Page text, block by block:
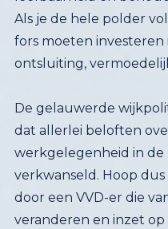
ontsluiting,
De gelauwerde
dat allerlei beloften
werkgelegenheid in de
verkwanseld. Hoop
door een VVD-er
veranderen en inzet
kleinkinderen. Het